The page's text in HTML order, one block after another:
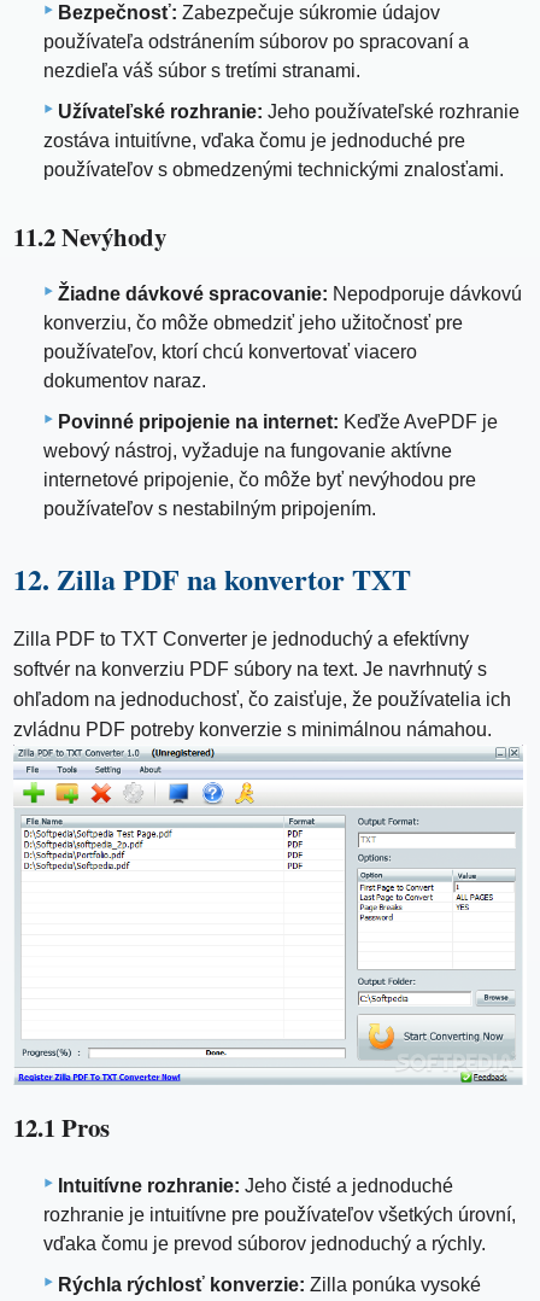
Bezpečnosť: Zabezpečuje súkromie údajov
používateľa odstránením súborov po spracovaní a
nezdieľa váš súbor s tretími stranami.
Užívateľské rozhranie: Jeho používateľské rozhranie
zostáva intuitívne, vďaka čomu je jednoduché pre
používateľov s obmedzenými technickými znalosťami.
11.2 Nevýhody
Žiadne dávkové spracovanie: Nepodporuje dávkovú
konverziu, čo môže obmedziť jeho užitočnosť pre
používateľov, ktorí chcú konvertovať viacero
dokumentov naraz.
Povinné pripojenie na internet: Keďže AvePDF je
webový nástroj, vyžaduje na fungovanie aktívne
internetové pripojenie, čo môže byť nevýhodou pre
používateľov s nestabilným pripojením.
12. Zilla PDF na konvertor TXT
Zilla PDF to TXT Converter je jednoduchý a efektívny
softvér na konverziu PDF súbory na text. Je navrhnutý s
ohľadom na jednoduchosť, čo zaisťuje, že používatelia ich
zvládnu PDF potreby konverzie s minimálnou námahou.
12.1 Pros
Intuitívne rozhranie: Jeho čisté a jednoduché
rozhranie je intuitívne pre používateľov všetkých úrovní,
vďaka čomu je prevod súborov jednoduchý a rýchly.
Rýchla rýchlosť konverzie: Zilla ponúka vysoké